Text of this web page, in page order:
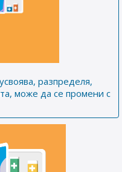
разпределя,
може да се промени с